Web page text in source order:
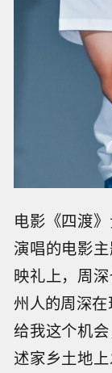
电影《四渡
演唱的电影
映礼上，周
州人的周深在
给我这个机
述家乡土地